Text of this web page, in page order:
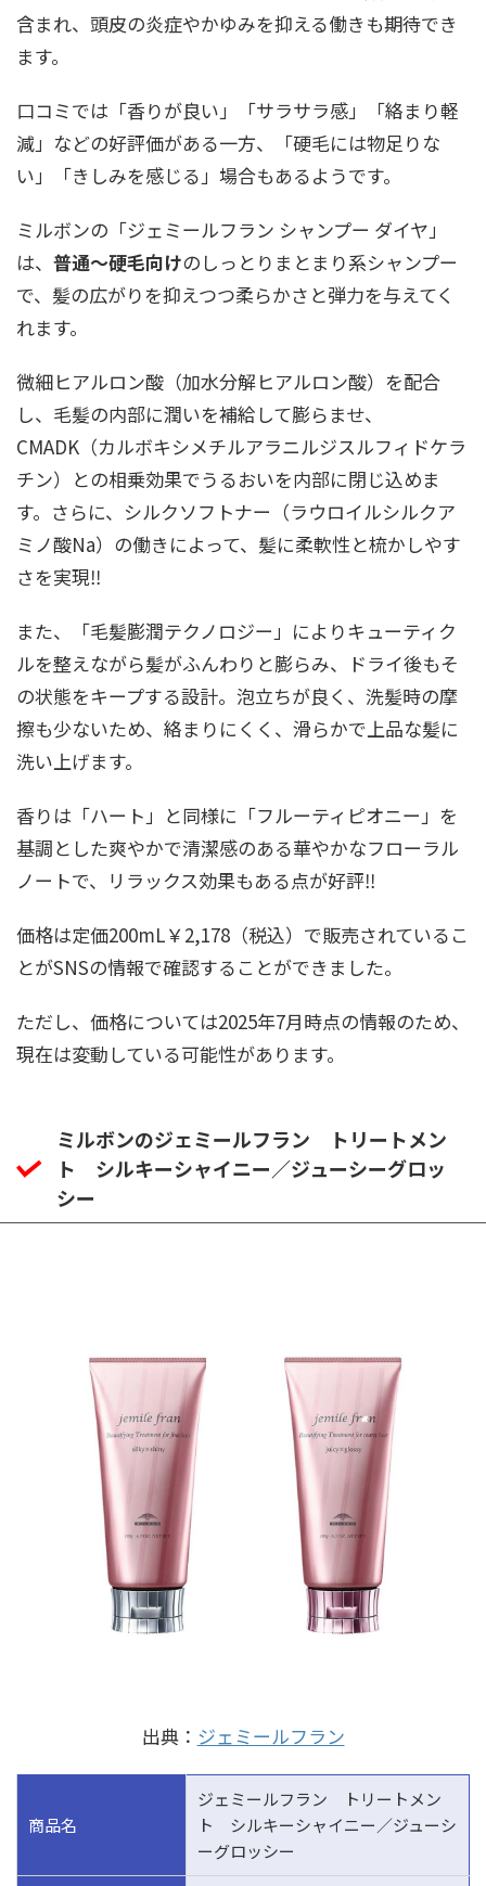
含まれ、頭皮の炎症やかゆみを抑える働きも期待でき
ます。
口コミでは「香りが良い」「サラサラ感」「絡まり軽
減」などの好評価がある一方、「硬毛には物足りな
い」「きしみを感じる」場合もあるようです。
ミルボンの「ジェミールフラン シャンプー ダイヤ」
は、 普通〜硬毛向けのしっとりまとまり系シャンプー
で、髪の広がりを抑えつつ柔らかさと弾力を与えてく
れます。
微細ヒアルロン酸（加水分解ヒアルロン酸）を配合
し、毛髪の内部に潤いを補給して膨らませ、
CMADK（カルボキシメチルアラニルジスルフィドケラ
チン）との相乗効果でうるおいを内部に閉じ込めま
す。さらに、シルクソフトナー（ラウロイルシルクア
ミノ酸Na）の働きによって、髪に柔軟性と梳かしやす
さを実現‼
また、「毛髪膨潤テクノロジー」によりキューティク
ルを整えながら髪がふんわりと膨らみ、ドライ後もそ
の状態をキープする設計。泡立ちが良く、洗髪時の摩
擦も少ないため、絡まりにくく、滑らかで上品な髪に
洗い上げます。
香りは「ハート」と同様に「フルーティピオニー」を
基調とした爽やかで清潔感のある華やかなフローラル
ノートで、リラックス効果もある点が好評‼
価格は定価200mL￥2,178（税込）で販売されているこ
とがSNSの情報で確認することができました。
ただし、価格については2025年7月時点の情報のため、
現在は変動している可能性があります。
ミルボンのジェミールフラン トリートメン
ト シルキーシャイニー／ジューシーグロッ
シー
出典： ジェミールフラン
商品名
ジェミールフラン トリートメン
ト シルキーシャイニー／ジューシ
ーグロッシー